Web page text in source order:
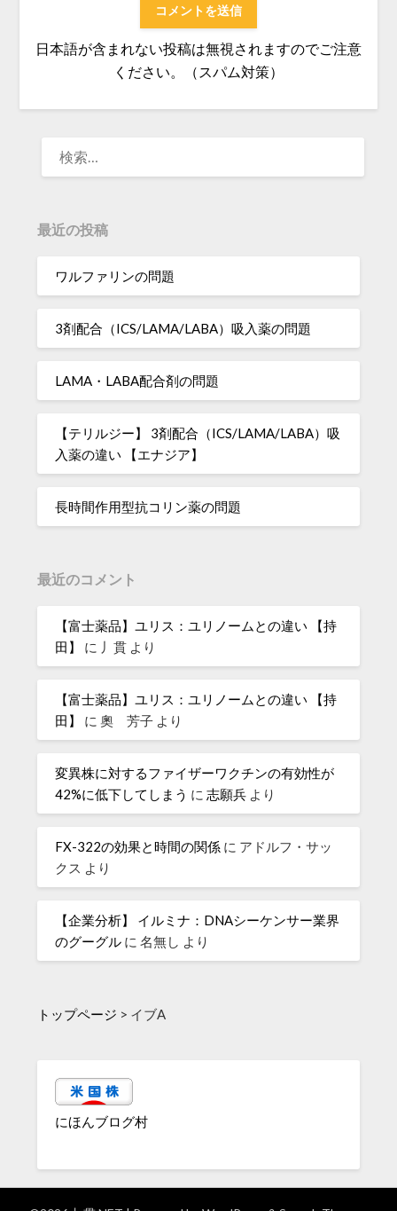
日本語が含まれない投稿は無視されますのでご注意
ください。（スパム対策）
最近の投稿
ワルファリンの問題
3剤配合（ICS/LAMA/LABA）吸入薬の問題
LAMA・LABA配合剤の問題
【テリルジー】 3剤配合（ICS/LAMA/LABA）吸
入薬の違い 【エナジア】
長時間作用型抗コリン薬の問題
最近のコメント
【富士薬品】ユリス：ユリノームとの違い 【持
田】
に 丿貫 より
【富士薬品】ユリス：ユリノームとの違い 【持
田】
に奧 芳子 より
変異株に対するファイザーワクチンの有効性が
42%に低下してしまう に志願兵 より
FX-322の効果と時間の関係 に アドルフ・サッ
クス より
【企業分析】 イルミナ：DNAシーケンサー業界
のグーグル に名無し より
トップページ > イブA
にほんブログ村